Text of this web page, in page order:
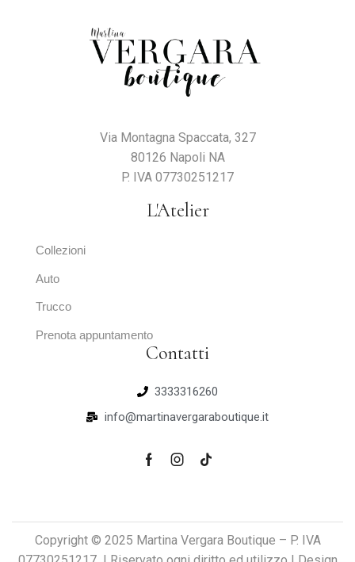
Via Montagna Spaccata, 327
80126 Napoli NA
P. IVA 07730251217
L'Atelier
Collezioni
Auto
Trucco
Prenota appuntamento
Contatti
3333316260
info@martinavergaraboutique.it
Copyright © 2025 Martina Vergara Boutique – P. IVA